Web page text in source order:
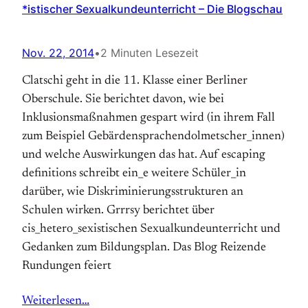
*istischer Sexualkundeunterricht – Die Blogschau
Nov. 22, 2014•2 Minuten Lesezeit
Clatschi geht in die 11. Klasse einer Berliner
Oberschule. Sie berichtet davon, wie bei
Inklusionsmaßnahmen gespart wird (in ihrem Fall
zum Beispiel Gebärdensprachendolmetscher_innen)
und welche Auswirkungen das hat. Auf escaping
definitions schreibt ein_e weitere Schüler_in
darüber, wie Diskriminierungsstrukturen an
Schulen wirken. Grrrsy berichtet über
cis_hetero_sexistischen Sexualkundeunterricht und
Gedanken zum Bildungsplan. Das Blog Reizende
Rundungen feiert
Weiterlesen…